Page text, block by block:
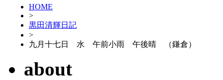
HOME
>
黒田清輝日記
>
九月十七日 水 午前小雨 午後晴 （鎌倉）
about